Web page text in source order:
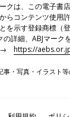
クは、この電子書
らコンテンツ使用
を示す登録商標（
の詳細、ABJマー
→https://
・写真・イラスト